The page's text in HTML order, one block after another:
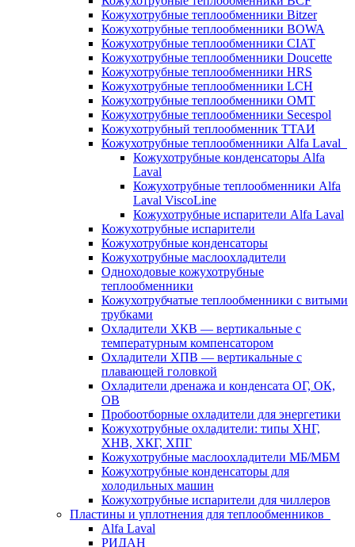
Кожухотрубные теплообменники Bitzer
Кожухотрубные теплообменники BOWA
Кожухотрубные теплообменники CIAT
Кожухотрубные теплообменники Doucette
Кожухотрубные теплообменники HRS
Кожухотрубные теплообменники LCH
Кожухотрубные теплообменники OMT
Кожухотрубные теплообменники Secespol
Кожухотрубный теплообменник ТТАИ
Кожухотрубные теплообменники Alfa Laval
Кожухотрубные конденсаторы Alfa
Laval
Кожухотрубные теплообменники Alfa
Laval ViscoLine
Кожухотрубные испарители Alfa Laval
Кожухотрубные испарители
Кожухотрубные конденсаторы
Кожухотрубные маслоохладители
Одноходовые кожухотрубные
теплообменники
Кожухотрубчатые теплообменники с витыми
трубками
Охладители ХКВ — вертикальные с
температурным компенсатором
Охладители ХПВ — вертикальные с
плавающей головкой
Охладители дренажа и конденсата ОГ, ОК,
ОВ
Пробоотборные охладители для энергетики
Кожухотрубные охладители: типы ХНГ,
ХНВ, ХКГ, ХПГ
Кожухотрубные маслоохладители МБ/МБМ
Кожухотрубные конденсаторы для
холодильных машин
Кожухотрубные испарители для чиллеров
Пластины и уплотнения для теплообменников
Alfa Laval
РИДАН